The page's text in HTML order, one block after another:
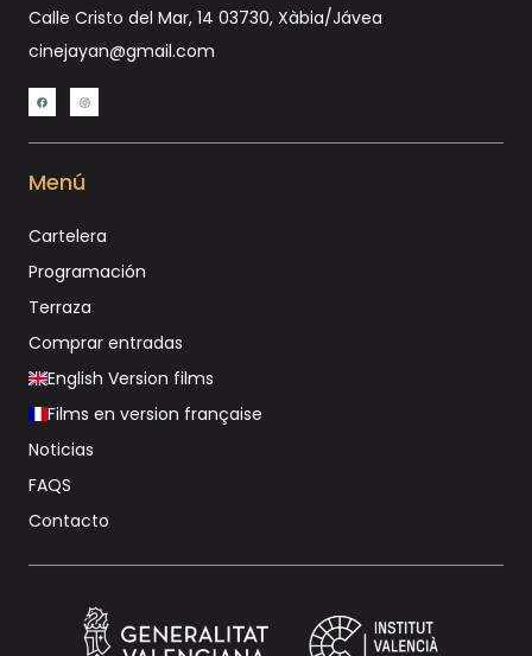
Calle Cristo del Mar, 14 03730, Xàbia/Jávea
cinejayan@gmail.com
Menú
Cartelera
Programación
Terraza
Comprar entradas
English Version films
Films en version française
Noticias
FAQS
Contacto